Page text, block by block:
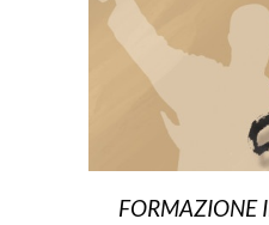
FORMAZIONE